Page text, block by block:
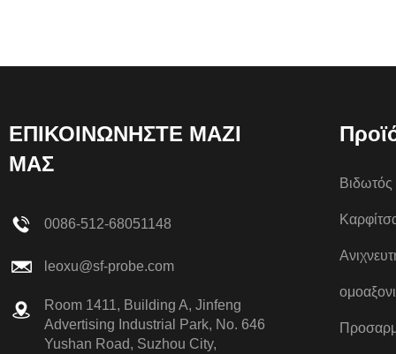
ΕΠΙΚΟΙΝΩΝΗΣΤΕ ΜΑΖΙ
ΜΑΣ
0086-512-68051148
leoxu@sf-probe.com
Room 1411, Building A, Jinfeng
Advertising Industrial Park, No. 646
Yushan Road, Suzhou City,
Βιδωτός